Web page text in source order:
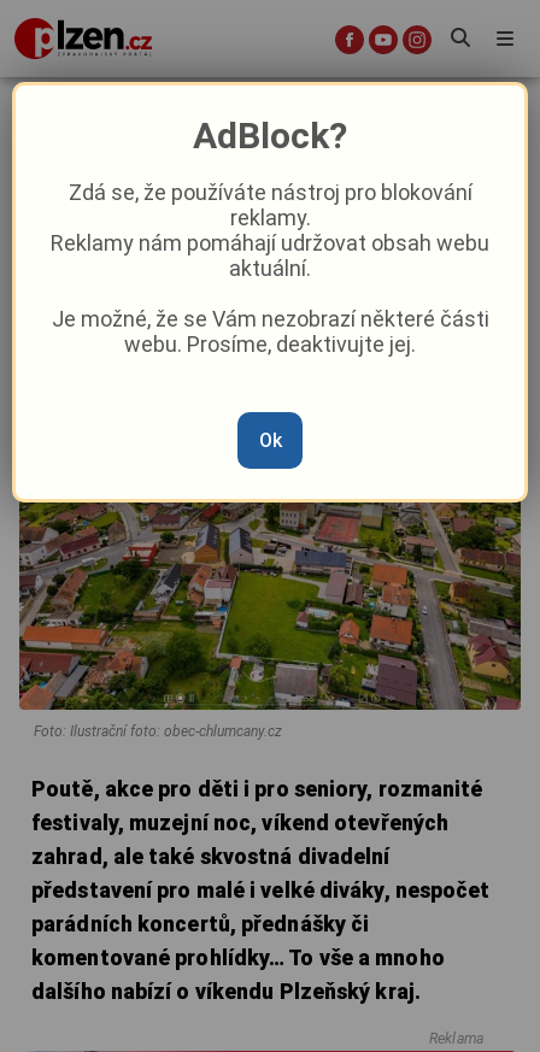
Víkend v regionu bude doslova
nabitý pestrými kulturními a
společenskými událostmi
Aktuality Kultura Z kraje
Peggy Kýrová –6. 6. 2025|04:26
Foto: Ilustrační foto: obec-chlumcany.cz
Poutě, akce pro děti i pro seniory, rozmanité
festivaly, muzejní noc, víkend otevřených
zahrad, ale také skvostná divadelní
představení pro malé i velké diváky, nespočet
parádních koncertů, přednášky či
komentované prohlídky… To vše a mnoho
dalšího nabízí o víkendu Plzeňský kraj.
Reklama
AdBlock?
Zdá se, že používáte nástroj pro blokování
reklamy.
Reklamy nám pomáhají udržovat obsah webu
aktuální.
Je možné, že se Vám nezobrazí některé části
webu. Prosíme, deaktivujte jej.
Ok